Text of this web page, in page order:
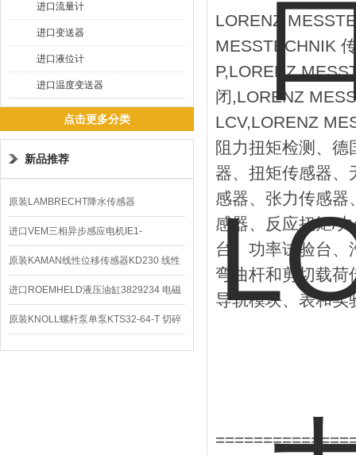
进口流量计
进口变送器
进口液位计
进口温度变送器
点击更多分类
新品推荐
原装LAMBRECHT降水传感器
00.14575.20气象仪
进口VEM三相异步感应电机IE1-
K21R80G4马达
原装KAMAN线性位移传感器KD230 线性
编码器
进口ROEMHELD液压油缸3829234 电磁
阀定位器
原装KNOLL螺杆泵单泵KTS32-64-T 切碎
排屑机
LORENZ
MESSTECHNIK
P,LORENZ
闭,LORENZ
LCV,LORENZ
阻力扭矩检测、
器、扭矩传感器、
感器、张力传感器
感器、反应扭矩/
台、功率试验台
弯曲杆和剪切载荷
导轨模块、表和实